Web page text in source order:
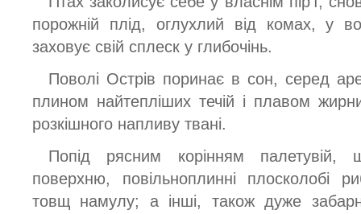
порожній плід, оглухлий від комах, у
заховує свій сплеск у глибочінь.
Поволі Острів поринає в сон, серед
плином найтепліших течій і плавом
розкішного напливу твані.
Попід рясним корінням палетувій,
поверхню, повільноплинні плосколобі
товщ намулу; а інші, також дуже